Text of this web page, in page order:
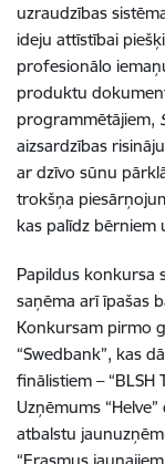
uzraudzības
ideju attīstībai
profesionālo
produktu
programmētājiem,
aizsardzības
ar dzīvo sūnu
trokšņa
kas palīdz
Papildus konkursa
saņēma arī īpašas
Konkursam pirmo
“Swedbank”, kas
finālistiem – “BLSH
Uzņēmums
atbalstu
“Erasmus